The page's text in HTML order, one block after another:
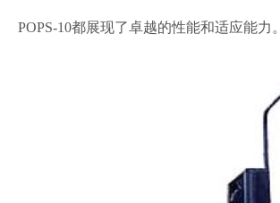
POPS-10都展现了卓越的性能和适应能力。